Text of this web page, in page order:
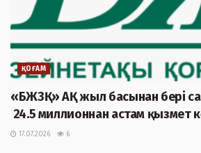
ҚОҒАМ
«БЖЗҚ» АҚ жыл басынан бері
24.5 миллионнан астам қызмет
17.07.2026 6